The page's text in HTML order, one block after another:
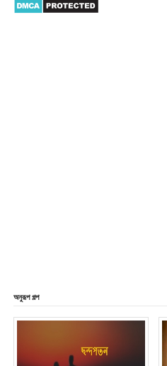
অনুরূপ গল্প